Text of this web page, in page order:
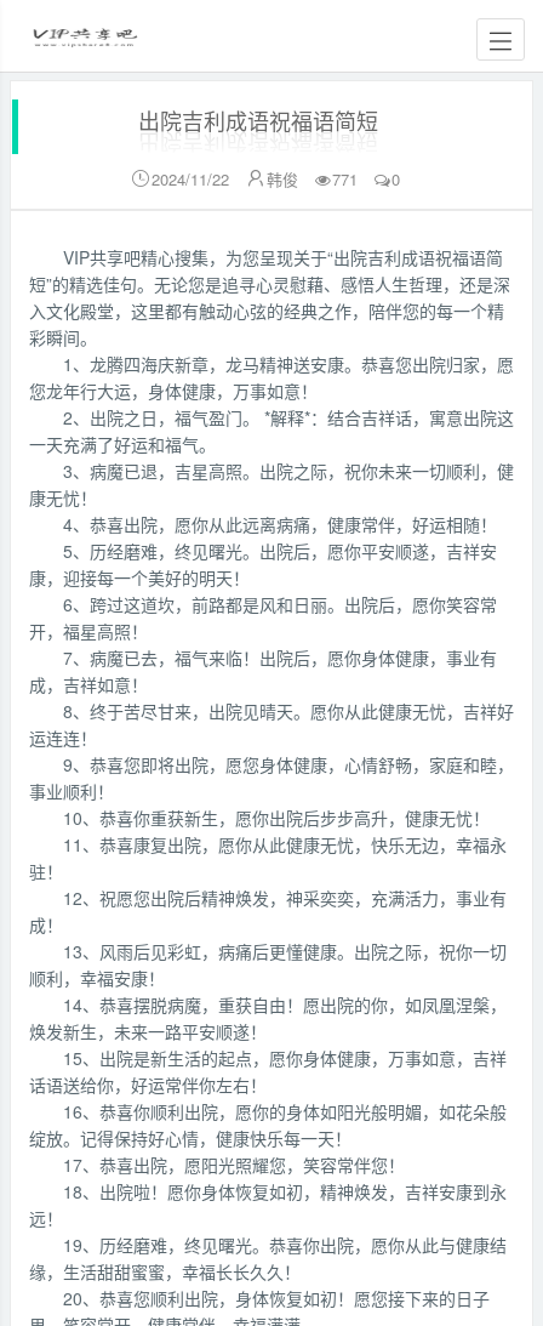
出院吉利成语祝福语简短
2024/11/22 韩俊 771 0
VIP共享吧精心搜集，为您呈现关于“出院吉利成语祝福语简
短”的精选佳句。无论您是追寻心灵慰藉、感悟人生哲理，还是深
入文化殿堂，这里都有触动心弦的经典之作，陪伴您的每一个精
彩瞬间。
1、龙腾四海庆新章，龙马精神送安康。恭喜您出院归家，愿
您龙年行大运，身体健康，万事如意！
2、出院之日，福气盈门。 *解释*：结合吉祥话，寓意出院这
一天充满了好运和福气。
3、病魔已退，吉星高照。出院之际，祝你未来一切顺利，健
康无忧！
4、恭喜出院，愿你从此远离病痛，健康常伴，好运相随！
5、历经磨难，终见曙光。出院后，愿你平安顺遂，吉祥安
康，迎接每一个美好的明天！
6、跨过这道坎，前路都是风和日丽。出院后，愿你笑容常
开，福星高照！
7、病魔已去，福气来临！出院后，愿你身体健康，事业有
成，吉祥如意！
8、终于苦尽甘来，出院见晴天。愿你从此健康无忧，吉祥好
运连连！
9、恭喜您即将出院，愿您身体健康，心情舒畅，家庭和睦，
事业顺利！
10、恭喜你重获新生，愿你出院后步步高升，健康无忧！
11、恭喜康复出院，愿你从此健康无忧，快乐无边，幸福永
驻！
12、祝愿您出院后精神焕发，神采奕奕，充满活力，事业有
成！
13、风雨后见彩虹，病痛后更懂健康。出院之际，祝你一切
顺利，幸福安康！
14、恭喜摆脱病魔，重获自由！愿出院的你，如凤凰涅槃，
焕发新生，未来一路平安顺遂！
15、出院是新生活的起点，愿你身体健康，万事如意，吉祥
话语送给你，好运常伴你左右！
16、恭喜你顺利出院，愿你的身体如阳光般明媚，如花朵般
绽放。记得保持好心情，健康快乐每一天！
17、恭喜出院，愿阳光照耀您，笑容常伴您！
18、出院啦！愿你身体恢复如初，精神焕发，吉祥安康到永
远！
19、历经磨难，终见曙光。恭喜你出院，愿你从此与健康结
缘，生活甜甜蜜蜜，幸福长长久久！
20、恭喜您顺利出院，身体恢复如初！愿您接下来的日子